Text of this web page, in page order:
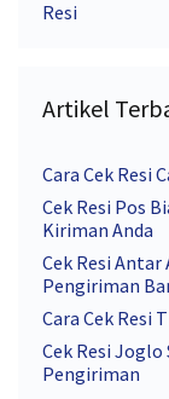
Resi
Artikel
Cara Cek Resi
Cek Resi Pos
Kiriman Anda
Cek Resi
Pengiriman
Cara Cek Resi
Cek Resi
Pengiriman